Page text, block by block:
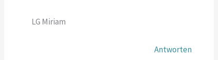
LG Miriam
Antworten